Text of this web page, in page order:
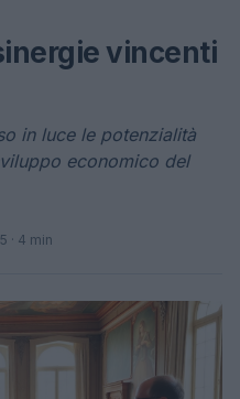
vincenti
in luce le potenzialità
economico del
· 4 min